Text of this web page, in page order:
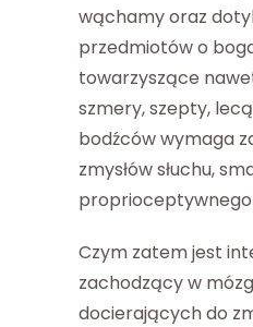
wąchamy oraz
przedmiotów o
towarzyszące
szmery, szepty,
bodźców wymaga
zmysłów słuchu,
Czym zatem jest
zachodzący w
docierających do